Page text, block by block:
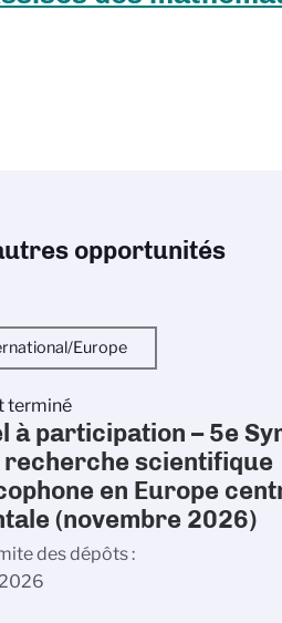
opportunités
Europe
terminé
à participation – 5e
recherche scientifique
en Europe
(novembre 2026)
des dépôts